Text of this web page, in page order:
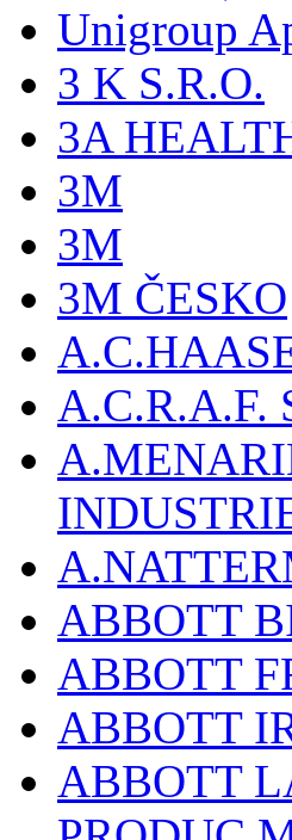
Unigroup
3 K S.R.O.
3A
3M
3M
3M ČESKO
A.C.R.A.F.
ABBOTT
ABBOTT
ABBOTT
ABBOTT